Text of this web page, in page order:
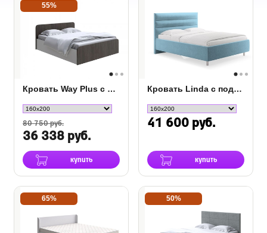
55%
Кровать Way Plus с подъёмным механизмом
80 750 руб.
36 338 руб.
купить
Кровать Linda с подъемным механизмом
41 600 руб.
купить
65% 50%